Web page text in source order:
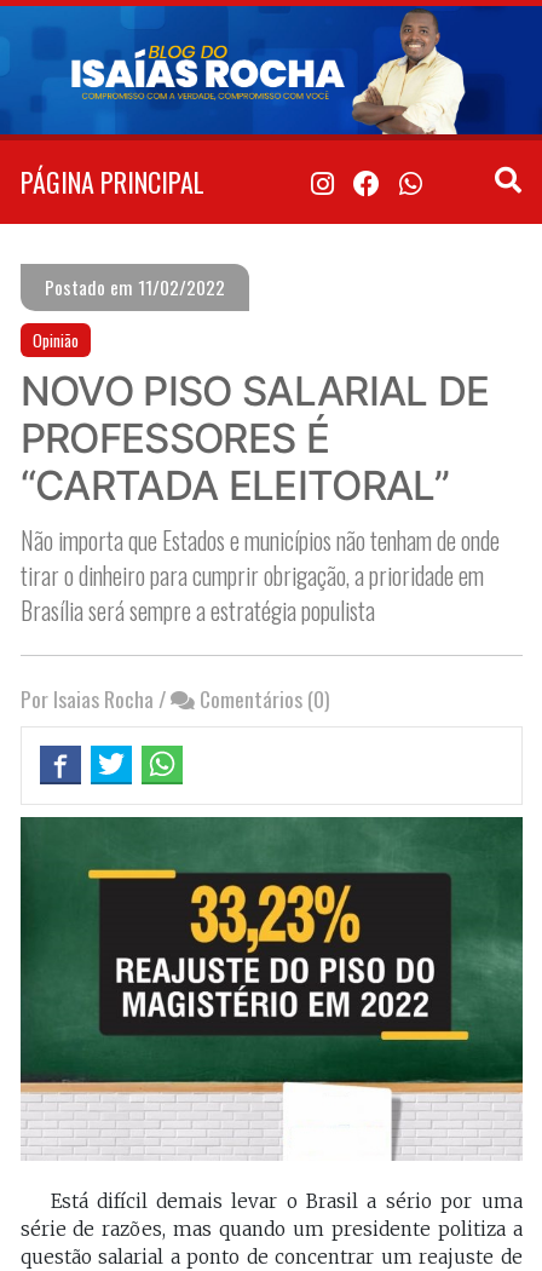
Pular
conteúdo
PÁGINA PRINCIPAL
Postado em 11/02/2022
Opinião
NOVO PISO SALARIAL DE
PROFESSORES É
“CARTADA ELEITORAL”
Não importa que Estados e municípios não tenham de onde
tirar o dinheiro para cumprir obrigação, a prioridade em
Brasília será sempre a estratégia populista
Por Isaias Rocha / Comentários (0)
Está difícil demais levar o Brasil a sério por uma
série de razões, mas quando um presidente politiza a
questão salarial a ponto de concentrar um reajuste de